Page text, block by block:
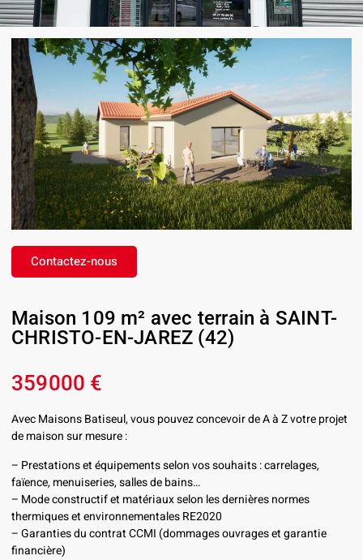
Contactez-nous
Maison 109 m² avec terrain à SAINT-
CHRISTO-EN-JAREZ (42)
359000 €
Avec Maisons Batiseul, vous pouvez concevoir de A à Z votre projet
de maison sur mesure :
– Prestations et équipements selon vos souhaits : carrelages,
faïence, menuiseries, salles de bains…
– Mode constructif et matériaux selon les dernières normes
thermiques et environnementales RE2020
– Garanties du contrat CCMI (dommages ouvrages et garantie
financière)